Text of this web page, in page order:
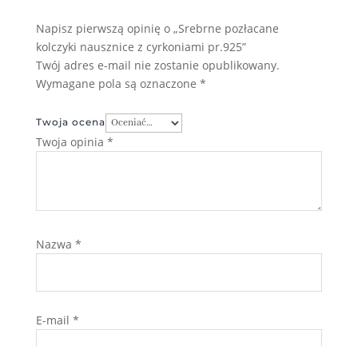
Napisz pierwszą opinię o „Srebrne pozłacane
kolczyki nausznice z cyrkoniami pr.925”
Twój adres e-mail nie zostanie opublikowany.
Wymagane pola są oznaczone *
Twoja ocena
Twoja opinia *
Nazwa *
E-mail *